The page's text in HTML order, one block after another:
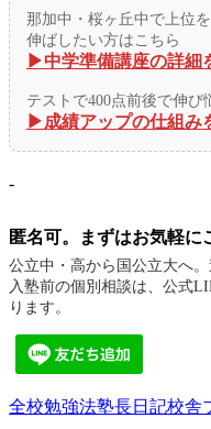
那加中・桜ヶ丘中で上位
伸ばしたい方はこちら
▶︎中学準備講座の詳細
テストで400点前後で伸び
▶︎成績アップの仕組み
-
匿名可。まずはお気軽に
公立中・高から国公立大へ
入塾前の個別相談は、公式
ります。
全校勉強法塾長日記校舎